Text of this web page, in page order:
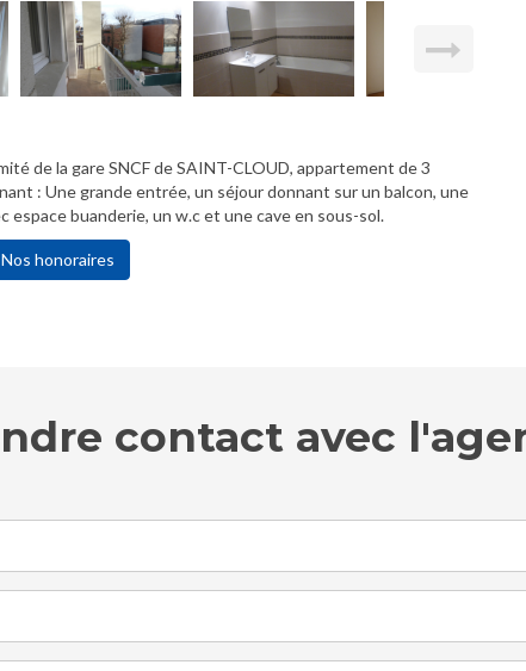
de la gare SNCF de SAINT-CLOUD, appartement de 3
: Une grande entrée, un séjour donnant sur un balcon, une
espace buanderie, un w.c et une cave en sous-sol.
Nos honoraires
contact avec